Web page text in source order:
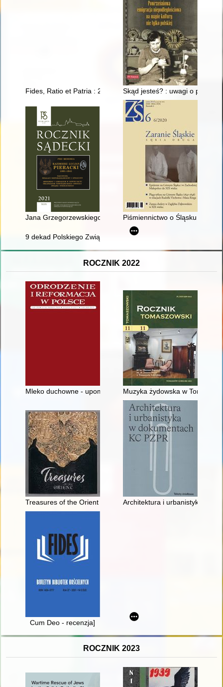
Fides, Ratio et Patria : 20 lat WSKSiM : kalendarium 2001-
Skąd jesteś? : uwagi o
Jana Grzegorzewskiego zainteresowania Słowacją i Spiszem
Piśmiennictwo o Śląsku w
9 dekad Polskiego Związku Tenisa Stołowego (1931-2021)
ROCZNIK 2022
Mleko duchowne - upominek" od Pietra Paola Vergeria w
Muzyka żydowska w
Treasures of the Orient in the collections of Wawel Royal
Architektura i urbanistyka w
Cum Deo - recenzja]
ROCZNIK 2023